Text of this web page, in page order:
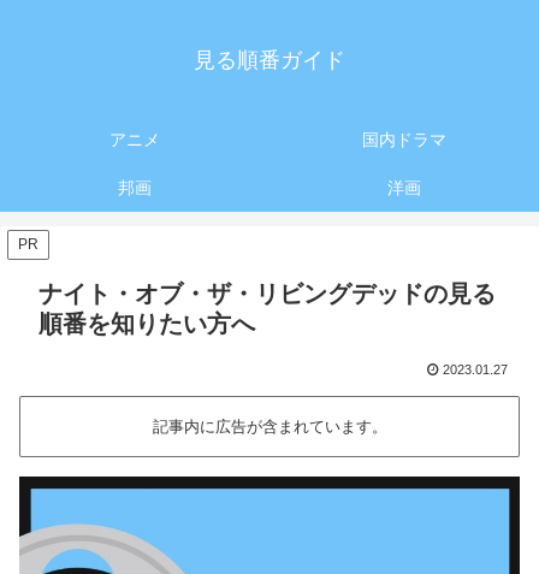
見る順番ガイド
アニメ 国内ドラマ
邦画 洋画
PR
ナイト・オブ・ザ・リビングデッドの見る
順番を知りたい方へ
2023.01.27
記事内に広告が含まれています。